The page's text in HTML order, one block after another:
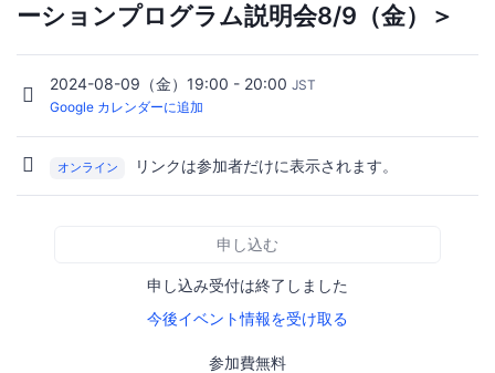
ーションプログラム説明会8/9（金）＞
2024-08-09（金）19:00 - 20:00 JST
Google カレンダーに追加
オンライン リンクは参加者だけに表示されます。
申し込む
申し込み受付は終了しました
今後イベント情報を受け取る
参加費無料